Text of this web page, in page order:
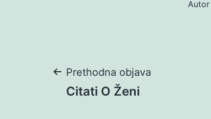
Autor
Navigacija
Prethodna objava
Citati O Ženi